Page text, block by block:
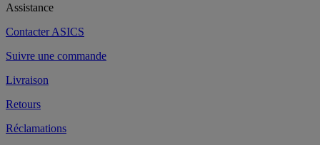
Assistance
Contacter ASICS
Suivre une commande
Livraison
Retours
Réclamations